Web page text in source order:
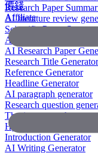
Research Paper
AI literature review
Scientific Paper
AI case study generator
AI Research Paper
Research Title Generator
Reference Generator
Headline Generator
AI paragraph generator
Research question
Thesis paragraph
Hypothesis generator
Introduction Generator
AI Writing Generator
價錢
Affiliate